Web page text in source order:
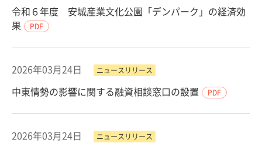
令和６年度 安城産業文化公園「デンパーク」の経済効
果
PDF
2026年03月24日 ニュースリリース
中東情勢の影響に関する融資相談窓口の設置 PDF
2026年03月24日 ニュースリリース